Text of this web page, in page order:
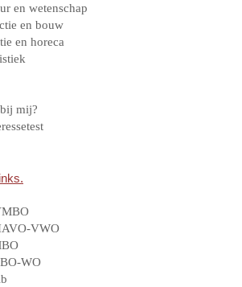
en wetenschap
en bouw
en horeca
mij?
VWO
WO